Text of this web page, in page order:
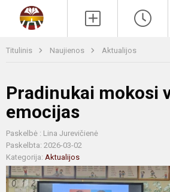
Titulinis Naujienos Aktualijos
Pradinukai mokosi
emocijas
Paskelbė : Lina Jurevičienė
Paskelbta: 2026-03-02
Kategorija: Aktualijos